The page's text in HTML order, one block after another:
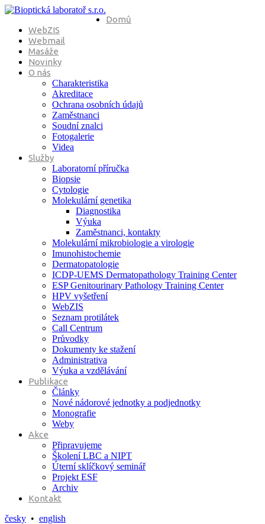
Domů
WebZIS
Webmail
Masáže
Novinky
O nás
Charakteristika
Akreditace
Ochrana osobních údajů
Zaměstnanci
Soudní znalci
Fotogalerie
Videa
Služby
Laboratorní příručka
Biopsie
Cytologie
Molekulární genetika
Diagnostika
Výuka
Zaměstnanci, kontakty
Molekulární mikrobiologie a virologie
Imunohistochemie
Dermatopatologie
ICDP-UEMS Dermatopathology Training Center
ESP Genitourinary Pathology Training Center
HPV vyšetření
WebZIS
Seznam protilátek
Call Centrum
Průvodky
Dokumenty ke stažení
Administrativa
Výuka a vzdělávání
Publikace
Články
Nové nádorové jednotky a podjednotky
Monografie
Weby
Akce
Připravujeme
Školení LBC a NIPT
Úterní sklíčkový seminář
Projekt ESF
Archiv
Kontakt
česky • english